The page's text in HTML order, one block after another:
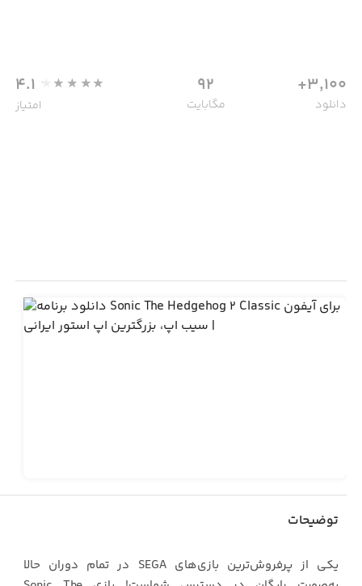
3,100+
دانلود
92
مگابایت
4.1
امتیاز
توضیحات
یکی از پرفروش‌ترین بازی‌های SEGA در تمام دوران حالا